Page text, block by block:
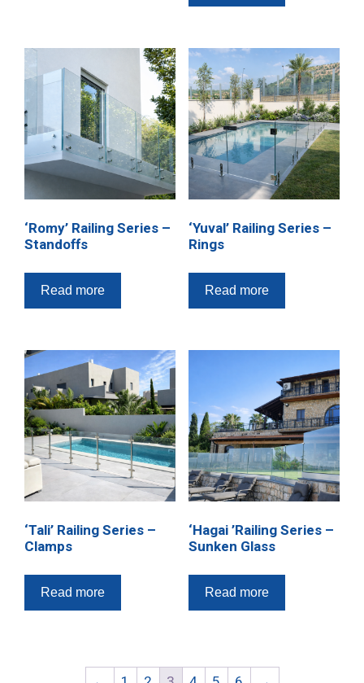
‘Romy’ Railing Series –
Standoffs
Read more
‘Yuval’ Railing Series –
Rings
Read more
‘Tali’ Railing Series –
Clamps
Read more
‘Hagai ’Railing Series –
Sunken Glass
Read more